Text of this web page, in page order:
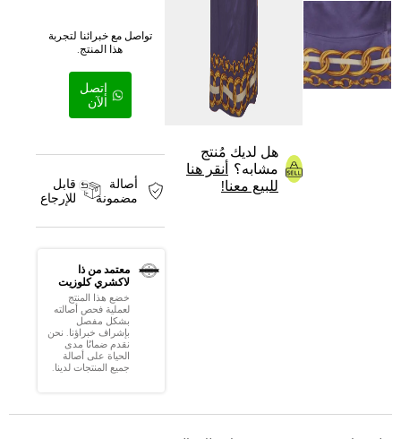
هل لديك مُنتج
مشابه؟
أنقر هنا
للبيع معنا!
تواصل مع خبرائنا لتجربة
هذا المنتج.
إتصل
الآن
أصالة
مضمونة
قابل
للإرجاع
معتمد من ذا
لاكشري كلوزيت
خضع هذا المنتج
لعملية فحص أصالته
بشكل مفصل
بإشراف خبراؤنا. نحن
نقدم ضمانًا مدى
الحياة على أصالة
جميع المنتجات لدينا.